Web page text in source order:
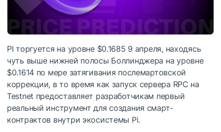
PI торгуется на уровне $0.1685 9 апреля, находясь
чуть выше нижней полосы Боллинджера на уровне
$0.1614 по мере затягивания послемартовской
коррекции, в то время как запуск сервера RPC на
Testnet предоставляет разработчикам первый
реальный инструмент для создания смарт-
контрактов внутри экосистемы Pi.